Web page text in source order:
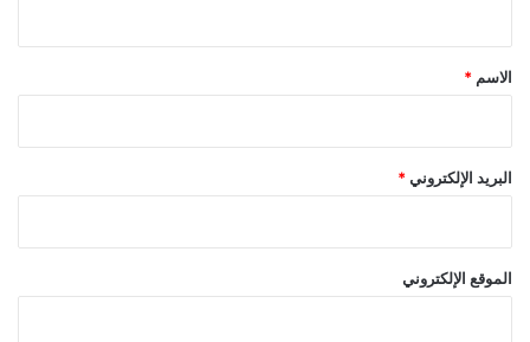
*
الاسم *
البريد الإلكتروني *
الموقع الإلكتروني